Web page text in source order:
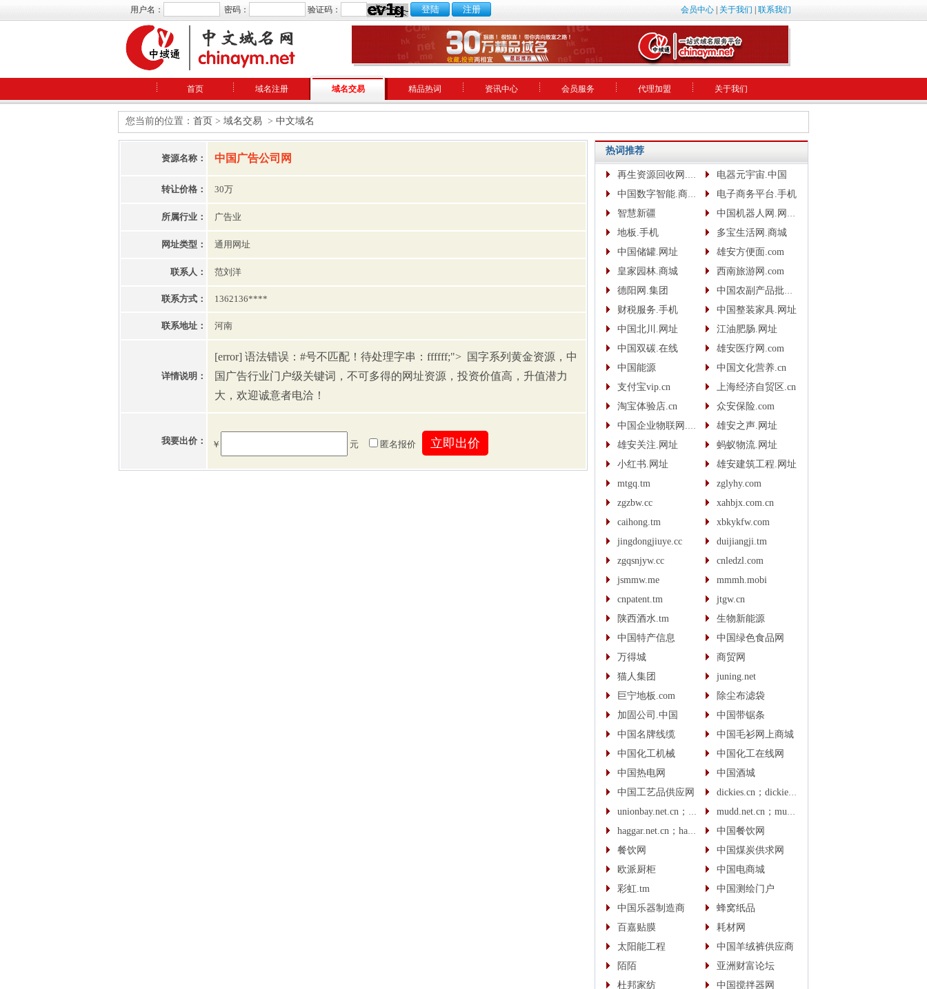
会员中心 关于我们 联系我们
用户名： 密码： 验证码：
首页 域名注册 域名交易 精品热词 资讯中心 会员服务 代理加盟 关于我们
您当前的位置： 首页 > 域名交易 > 中文域名
资源名称： 中国广告公司网
转让价格： 30万
所属行业： 广告业
网址类型： 通用网址
联系人： 范刘洋
联系方式： 1362136****
联系地址： 河南
详情说明：
[error] 语法错误：#号不匹配！待处理字串：ffffff;"> 国字系列黄金资源，中
国广告行业门户级关键词，不可多得的网址资源，投资价值高，升值潜力
大，欢迎诚意者电洽！
我要出价： ￥ 元 匿名报价
热词推荐
再生资源回收网.网址
电器元宇宙.中国
中国数字智能.商城.网址.中文网
电子商务平台.手机
智慧新疆
中国机器人网.网址www.robotcn.top
地板.手机
多宝生活网.商城
中国储罐.网址
雄安方便面.com
皇家园林.商城
西南旅游网.com
德阳网.集团
中国农副产品批发网.com
财税服务.手机
中国整装家具.网址
中国北川.网址
江油肥肠.网址
中国双碳.在线
雄安医疗网.com
中国能源
中国文化营养.cn
支付宝vip.cn
上海经济自贸区.cn
淘宝体验店.cn
众安保险.com
中国企业物联网.com
雄安之声.网址
雄安关注.网址
蚂蚁物流.网址
小红书.网址
雄安建筑工程.网址
mtgq.tm
zglyhy.com
zgzbw.cc
xahbjx.com.cn
caihong.tm
xbkykfw.com
jingdongjiuye.cc
duijiangji.tm
zgqsnjyw.cc
cnledzl.com
jsmmw.me
mmmh.mobi
cnpatent.tm
jtgw.cn
陕西酒水.tm
生物新能源
中国特产信息
中国绿色食品网
万得城
商贸网
猫人集团
juning.net
巨宁地板.com
除尘布滤袋
加固公司.中国
中国带锯条
中国名牌线缆
中国毛衫网上商城
中国化工机械
中国化工在线网
中国热电网
中国酒城
中国工艺品供应网
dickies.cn；dickies.cc
unionbay.net.cn；unionbay.cn
mudd.net.cn；mudd.cn
haggar.net.cn；haggar.cn
中国餐饮网
餐饮网
中国煤炭供求网
欧派厨柜
中国电商城
彩虹.tm
中国测绘门户
中国乐器制造商
蜂窝纸品
百嘉贴膜
耗材网
太阳能工程
中国羊绒裤供应商
陌陌
亚洲财富论坛
杜邦家纺
中国搅拌器网